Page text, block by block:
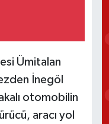
Ümitalan
İnegöl
otomobilin
aracı yol